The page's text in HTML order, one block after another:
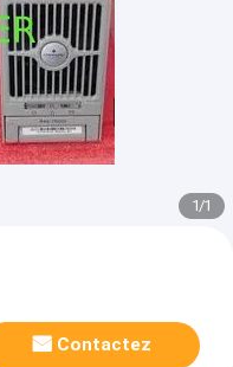
1/1
Contactez